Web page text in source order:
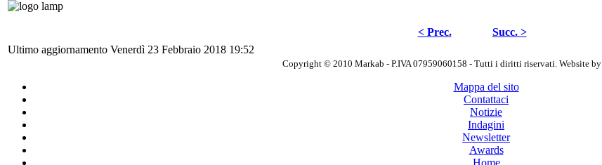
< Prec.
Succ. >
Ultimo aggiornamento Venerdì 23 Febbraio 2018 19:52
Copyright © 2010 Markab - P.IVA 07959060158 - Tutti i diritti riservati. Website by
Mappa del sito
Contattaci
Notizie
Indagini
Newsletter
Awards
Home